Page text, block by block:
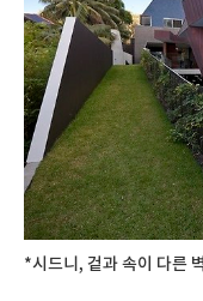
*시드니, 겉과 속이 다